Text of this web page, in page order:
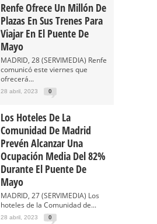
Renfe Ofrece Un Millón De
Plazas En Sus Trenes Para
Viajar En El Puente De
Mayo
MADRID, 28 (SERVIMEDIA) Renfe
comunicó este viernes que
ofrecerá...
28 abril, 2023 0
Los Hoteles De La
Comunidad De Madrid
Prevén Alcanzar Una
Ocupación Media Del 82%
Durante El Puente De
Mayo
MADRID, 27 (SERVIMEDIA) Los
hoteles de la Comunidad de...
28 abril, 2023 0